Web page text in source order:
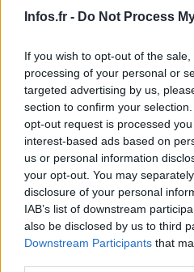
Infos.fr - Do Not Process
If you wish to opt-out of the
processing of your personal or
targeted advertising by us,
section to confirm your
opt-out request is processed
interest-based ads based on
us or personal information
your opt-out. You may
disclosure of your personal
IAB’s list of downstream
also be disclosed by us to third
Downstream Participants that
désapprobation sur Public